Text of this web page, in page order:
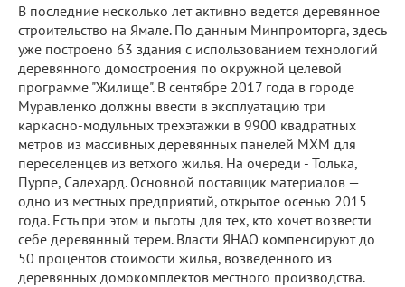
В последние несколько лет активно ведется деревянное
строительство на Ямале. По данным Минпромторга, здесь
уже построено 63 здания с использованием технологий
деревянного домостроения по окружной целевой
программе "Жилище". В сентябре 2017 года в городе
Муравленко должны ввести в эксплуатацию три
каркасно-модульных трехэтажки в 9900 квадратных
метров из массивных деревянных панелей МХМ для
переселенцев из ветхого жилья. На очереди - Толька,
Пурпе, Салехард. Основной поставщик материалов —
одно из местных предприятий, открытое осенью 2015
года. Есть при этом и льготы для тех, кто хочет возвести
себе деревянный терем. Власти ЯНАО компенсируют до
50 процентов стоимости жилья, возведенного из
деревянных домокомплектов местного производства.